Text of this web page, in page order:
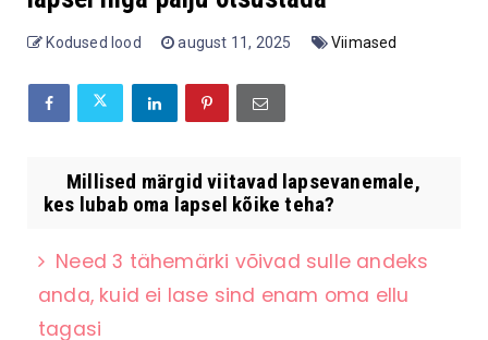
Kodused lood august 11, 2025 Viimased
Millised märgid viitavad lapsevanemale,
kes lubab oma lapsel kõike teha?
Need 3 tähemärki võivad sulle andeks
anda, kuid ei lase sind enam oma ellu
tagasi